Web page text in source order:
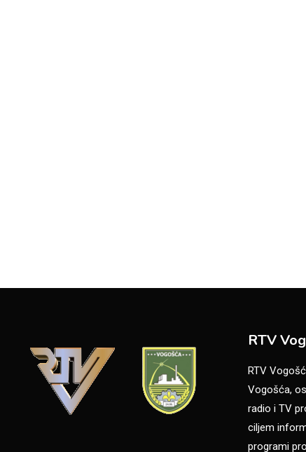
RTV
RTV
Vogošća,
radio i TV
ciljem
programi